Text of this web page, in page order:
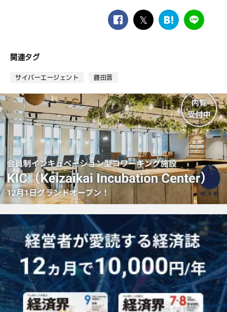
facebook
twitter
は
ー
ク
LINE
関連タグ
サイバーエージェント 藤田晋